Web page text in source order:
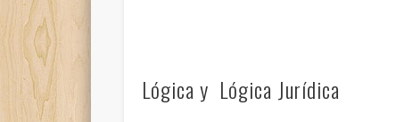
Lógica y Lógica Jurídica